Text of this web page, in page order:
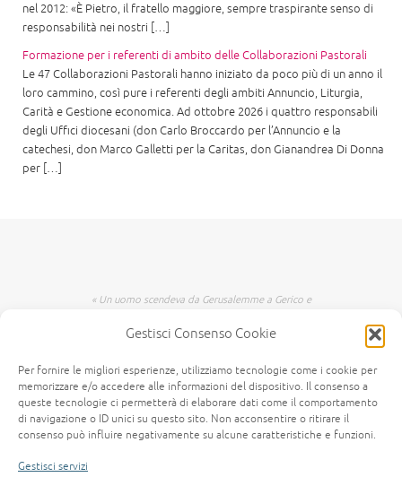
Gestisci Consenso Cookie
Per fornire le migliori esperienze, utilizziamo tecnologie come i cookie per
memorizzare e/o accedere alle informazioni del dispositivo. Il consenso a
queste tecnologie ci permetterà di elaborare dati come il comportamento
di navigazione o ID unici su questo sito. Non acconsentire o ritirare il
consenso può influire negativamente su alcune caratteristiche e funzioni.
Gestisci servizi
nel 2012: «È Pietro, il fratello maggiore, sempre traspirante senso di
responsabilità nei nostri […]
Formazione per i referenti di ambito delle Collaborazioni Pastorali
Le 47 Collaborazioni Pastorali hanno iniziato da poco più di un anno il
loro cammino, così pure i referenti degli ambiti Annuncio, Liturgia,
Carità e Gestione economica. Ad ottobre 2026 i quattro responsabili
degli Uffici diocesani (don Carlo Broccardo per l’Annuncio e la
catechesi, don Marco Galletti per la Caritas, don Gianandrea Di Donna
per […]
« Un uomo scendeva da Gerusalemme a Gerico e
percossero e poi se ne andarono, lasciandolo
per quella medesima strada e quando lo vide
passò oltre dall'altra parte. Anche un levita,
giunto in quel luogo, lo vide e passò oltre. Invece
un Samaritano, che era in viaggio, passandogli
accanto lo vide e n'ebbe compassione. Gli si fece